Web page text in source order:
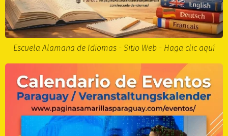
Escuela Alamana de Idiomas - Sitio Web - Haga clic aquí